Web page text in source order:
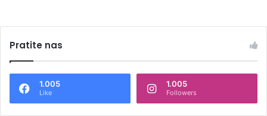
Pratite nas
1.005
Like
1.005
Followers